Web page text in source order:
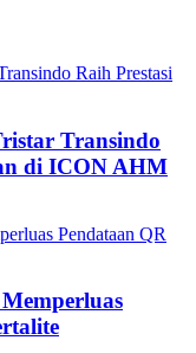
Transindo
di ICON AHM